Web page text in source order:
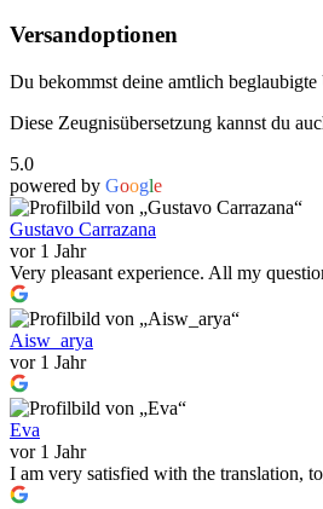
Versandoptionen
Du bekommst deine amtlich
Diese Zeugnisübersetzung kannst du
5.0
powered by Google
Gustavo Carrazana
vor 1 Jahr
Very pleasant experience. All my
Aisw_arya
vor 1 Jahr
Eva
vor 1 Jahr
I am very satisfied with the translation,